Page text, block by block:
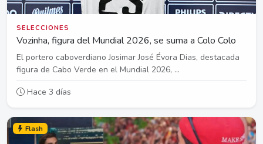
SELECCIONES
Vozinha, figura del Mundial 2026, se suma a Colo Colo
El portero caboverdiano Josimar José Évora Dias, destacada
figura de Cabo Verde en el Mundial 2026, ...
Hace 3 días
Flash